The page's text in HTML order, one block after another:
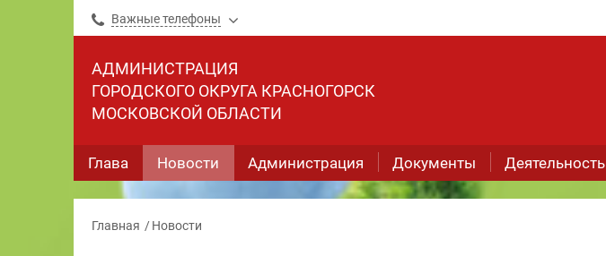
Важные телефоны
АДМИНИСТРАЦИЯ
ГОРОДСКОГО ОКРУГА КРАСНОГОРСК
МОСКОВСКОЙ ОБЛАСТИ
Глава Новости Администрация Документы Деятельность
Главная Новости